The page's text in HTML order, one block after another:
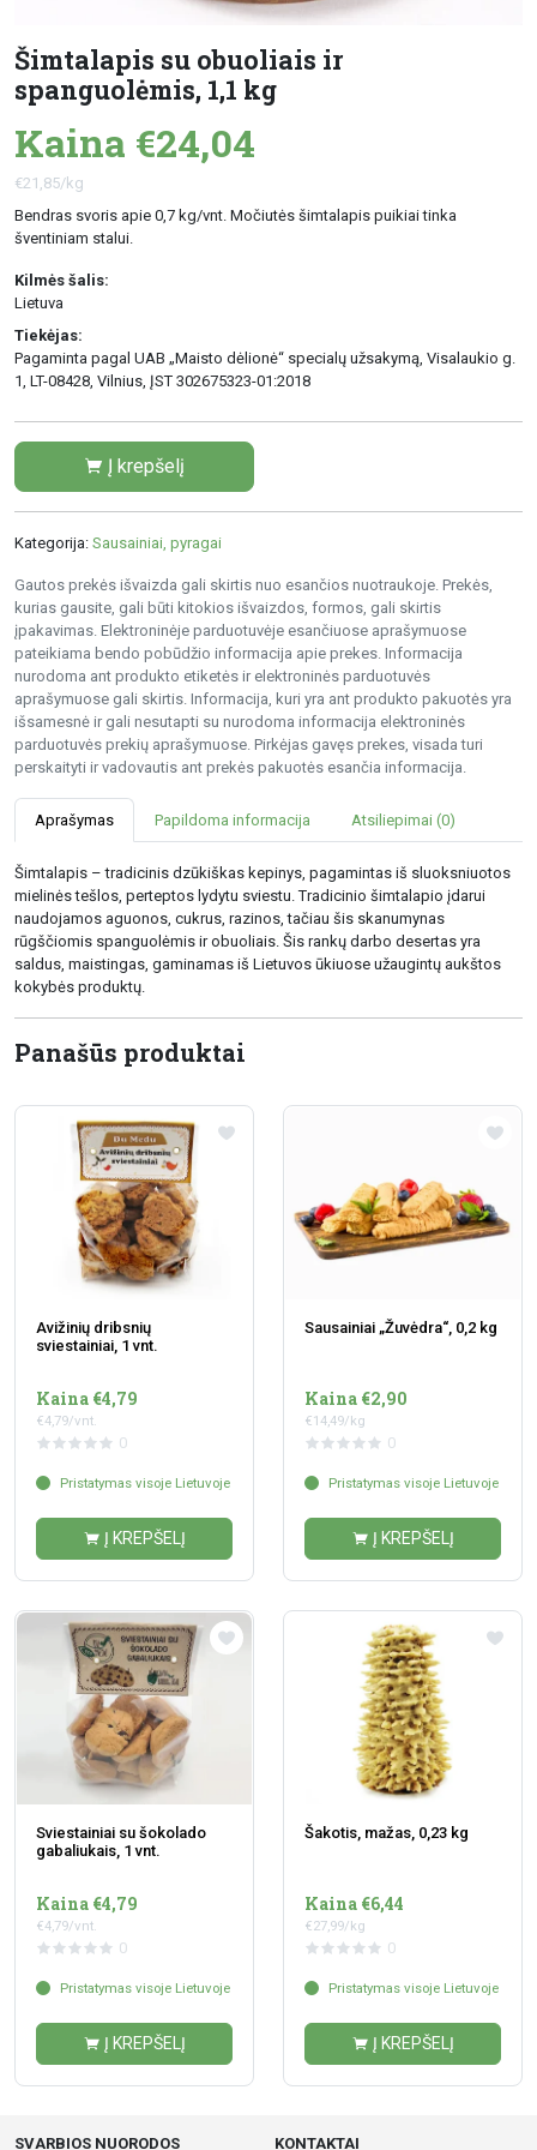
Šimtalapis su obuoliais ir
spanguolėmis, 1,1 kg
Kaina €24,04
€21,85/kg
Bendras svoris apie 0,7 kg/vnt. Močiutės šimtalapis puikiai tinka
šventiniam stalui.
Kilmės šalis:
Lietuva
Tiekėjas:
Pagaminta pagal UAB „Maisto dėlionė“ specialų užsakymą, Visalaukio g.
1, LT-08428, Vilnius, ĮST 302675323-01:2018
Į krepšelį
Kategorija: Sausainiai, pyragai
Gautos prekės išvaizda gali skirtis nuo esančios nuotraukoje. Prekės,
kurias gausite, gali būti kitokios išvaizdos, formos, gali skirtis
įpakavimas. Elektroninėje parduotuvėje esančiuose aprašymuose
pateikiama bendo pobūdžio informacija apie prekes. Informacija
nurodoma ant produkto etiketės ir elektroninės parduotuvės
aprašymuose gali skirtis. Informacija, kuri yra ant produkto pakuotės yra
išsamesnė ir gali nesutapti su nurodoma informacija elektroninės
parduotuvės prekių aprašymuose. Pirkėjas gavęs prekes, visada turi
perskaityti ir vadovautis ant prekės pakuotės esančia informacija.
Aprašymas Papildoma informacija Atsiliepimai (0)
Šimtalapis – tradicinis dzūkiškas kepinys, pagamintas iš sluoksniuotos
mielinės tešlos, perteptos lydytu sviestu. Tradicinio šimtalapio įdarui
naudojamos aguonos, cukrus, razinos, tačiau šis skanumynas
rūgščiomis spanguolėmis ir obuoliais. Šis rankų darbo desertas yra
saldus, maistingas, gaminamas iš Lietuvos ūkiuose užaugintų aukštos
kokybės produktų.
Panašūs produktai
Avižinių dribsnių
sviestainiai, 1 vnt.
Kaina €4,79
€4,79/vnt.
0
Pristatymas visoje Lietuvoje
Į KREPŠELĮ
Sausainiai „Žuvėdra“, 0,2 kg
Kaina €2,90
€14,49/kg
0
Pristatymas visoje Lietuvoje
Į KREPŠELĮ
Sviestainiai su šokolado
gabaliukais, 1 vnt.
Kaina €4,79
€4,79/vnt.
0
Pristatymas visoje Lietuvoje
Į KREPŠELĮ
Šakotis, mažas, 0,23 kg
Kaina €6,44
€27,99/kg
0
Pristatymas visoje Lietuvoje
Į KREPŠELĮ
SVARBIOS NUORODOS KONTAKTAI